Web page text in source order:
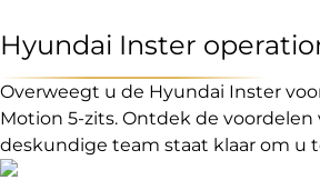
Hyundai Inster
Overweegt u de Hyundai Inster
Motion 5-zits. Ontdek de
deskundige team staat klaar om u